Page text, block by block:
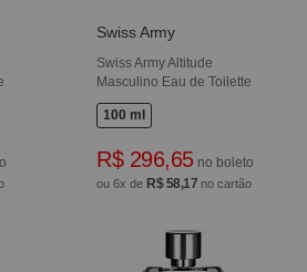
Swiss Army
Swiss Army Altitude
Masculino Eau de Toilette
100 ml
R$ 296,65no boleto
ou 6x de R$ 58,17 no cartão